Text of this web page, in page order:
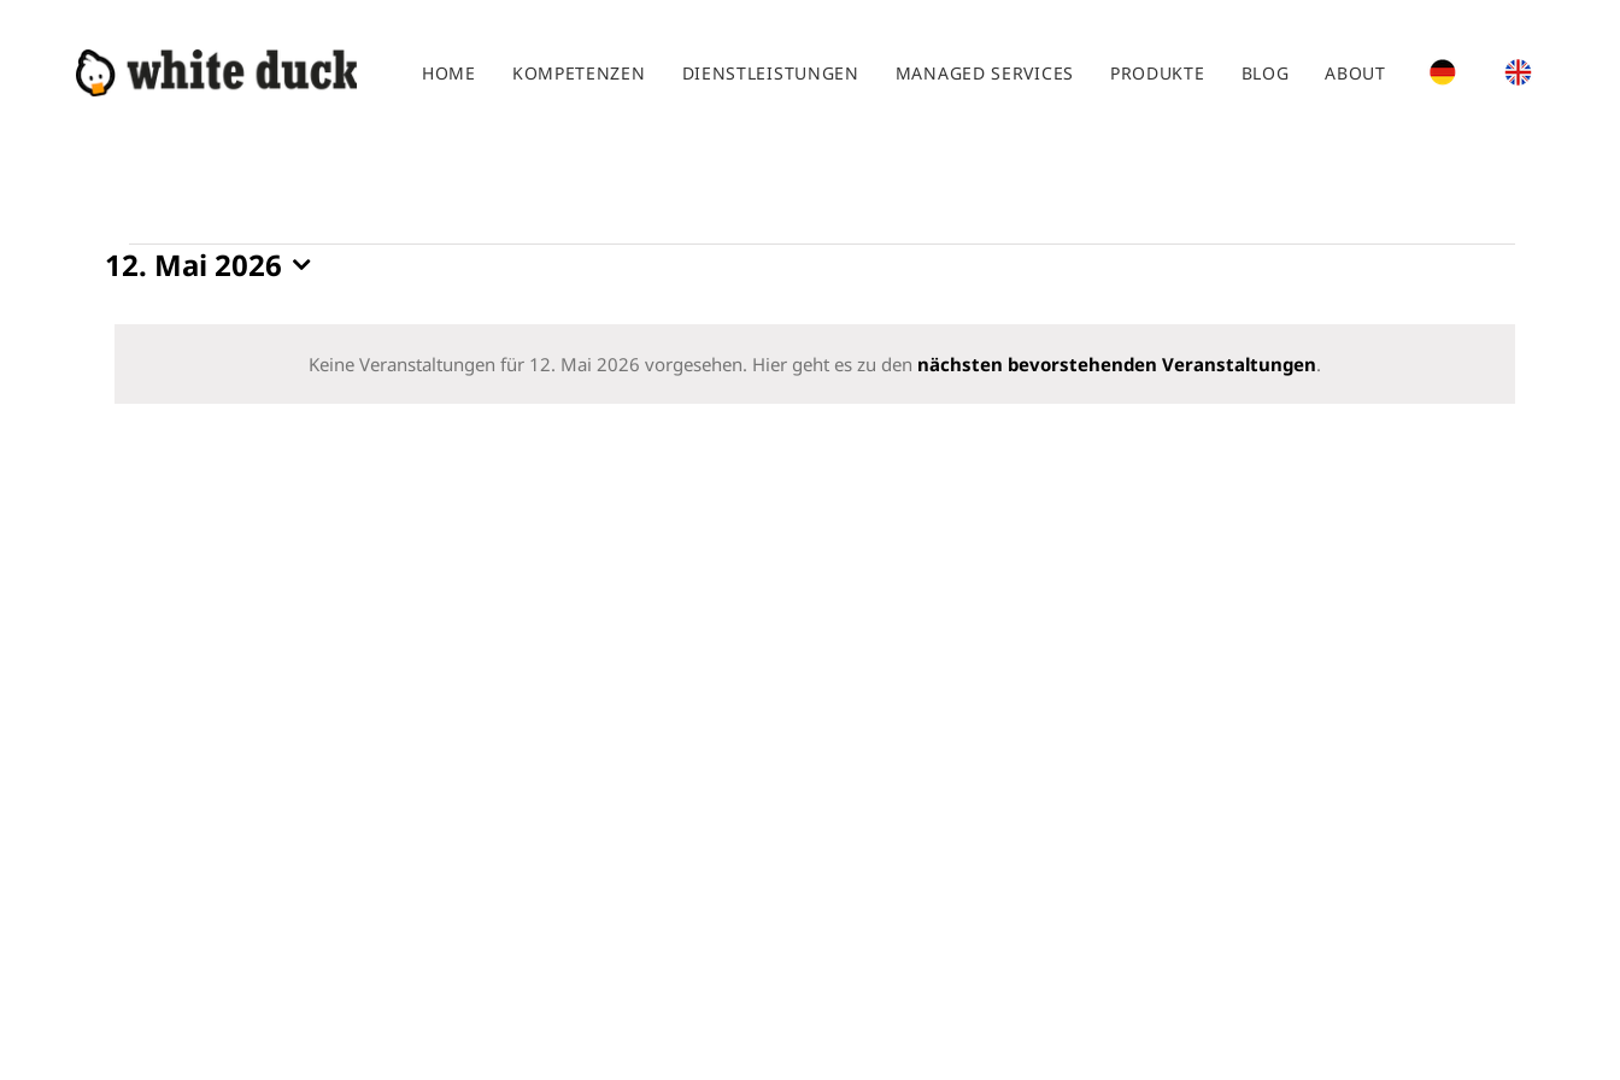
HOME KOMPETENZEN DIENSTLEISTUNGEN MANAGED SERVICES PRODUKTE BLOG ABOUT
Veranstaltungen
Keine Veranstaltungen für 12. Mai 2026 vorgesehen. Hier geht es zu den nächsten bevorstehenden Veranstaltungen.
12. Mai 2026